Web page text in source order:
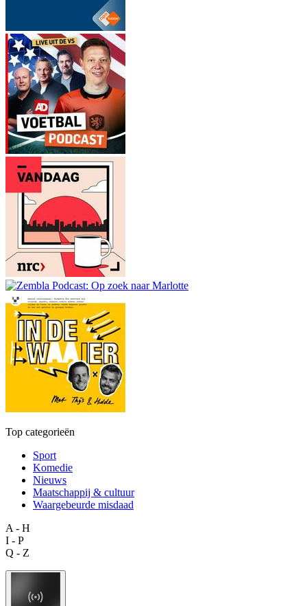
Top categorieën
Sport
Komedie
Nieuws
Maatschappij & cultuur
Waargebeurde misdaad
A - H
I - P
Q - Z